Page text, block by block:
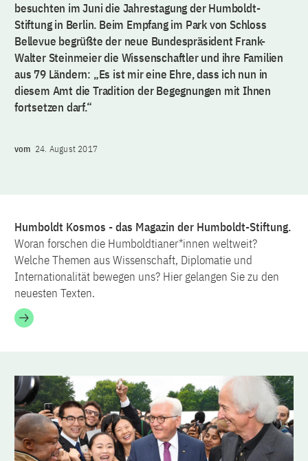
besuchten im Juni die Jahrestagung der Humboldt-
Stiftung in Berlin. Beim Empfang im Park von Schloss
Bellevue begrüßte der neue Bundespräsident Frank-
Walter Steinmeier die Wissenschaftler und ihre Familien
aus 79 Ländern: „Es ist mir eine Ehre, dass ich nun in
diesem Amt die Tradition der Begegnungen mit Ihnen
fortsetzen darf.“
vom 24. August 2017
Humboldt Kosmos - das Magazin der Humboldt-Stiftung.
Woran forschen die Humboldtianer*innen weltweit?
Welche Themen aus Wissenschaft, Diplomatie und
Internationalität bewegen uns? Hier gelangen Sie zu den
neuesten Texten.